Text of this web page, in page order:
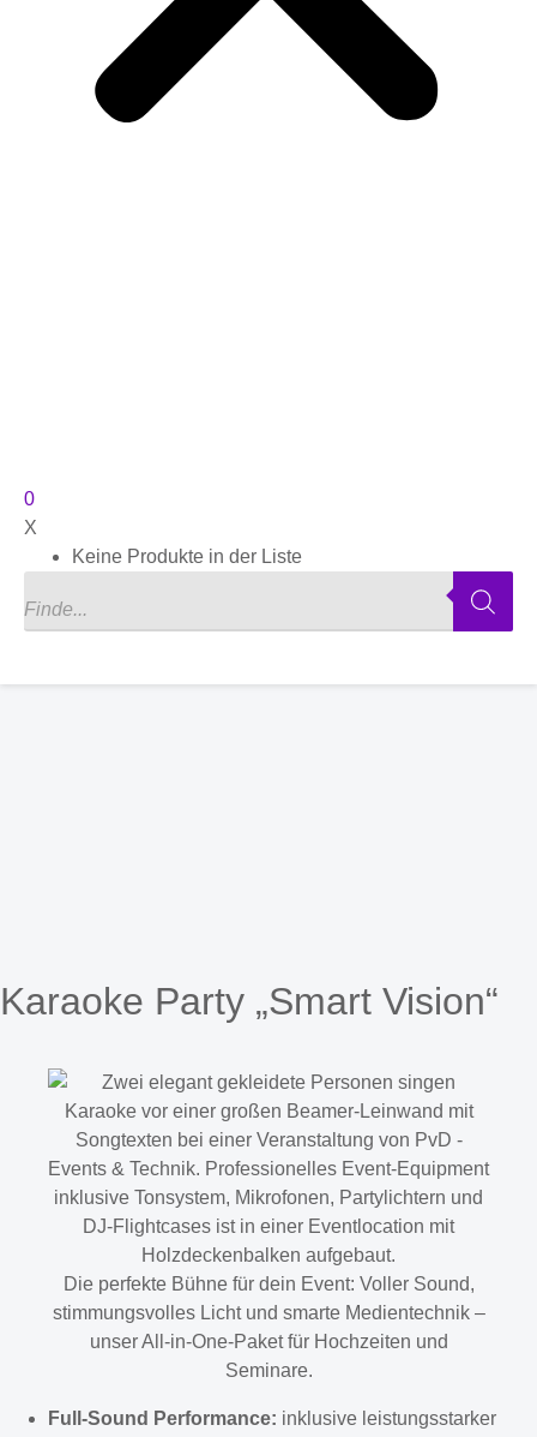
0
X
Keine Produkte in der Liste
Karaoke Party „Smart Vision“
Die perfekte Bühne für dein Event: Voller Sound,
stimmungsvolles Licht und smarte Medientechnik –
unser All-in-One-Paket für Hochzeiten und
Seminare.
Full-Sound Performance: inklusive leistungsstarker